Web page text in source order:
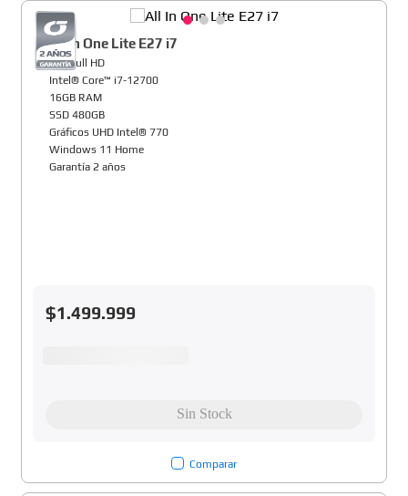
All In One Lite E27 i7
27" Full HD
Intel® Core™ i7-12700
16GB RAM
SSD 480GB
Gráficos UHD Intel® 770
Windows 11 Home
Garantía 2 años
$1.499.999
Comparar